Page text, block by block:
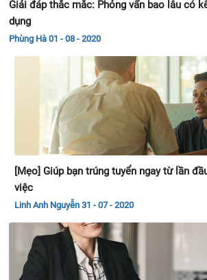
[Mẹo] Giúp bạn trúng tuyển ngay từ lần
Linh Anh Nguyễn31 - 07 - 2020
Tuyển tập các câu hỏi phỏng vấn của